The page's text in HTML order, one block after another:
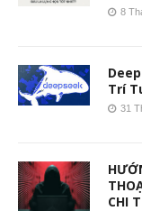
8
Trí
31
CHI